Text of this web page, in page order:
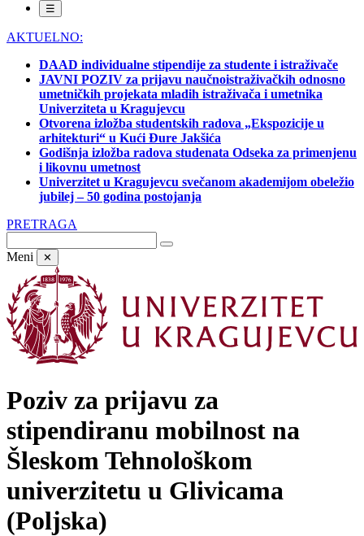
☰
AKTUELNO:
DAAD individualne stipendije za studente i istraživače
JAVNI POZIV za prijavu naučnoistraživačkih odnosno
umetničkih projekata mladih istraživača i umetnika
Univerziteta u Kragujevcu
Otvorena izložba studentskih radova „Ekspozicije u
arhitekturi“ u Kući Đure Jakšića
Godišnja izložba radova studenata Odseka za primenjenu
i likovnu umetnost
Univerzitet u Kragujevcu svečanom akademijom obeležio
jubilej – 50 godina postojanja
PRETRAGA
Meni ✕
Poziv za prijavu za
stipendiranu mobilnost na
Šleskom Tehnološkom
univerzitetu u Glivicama
(Poljska)